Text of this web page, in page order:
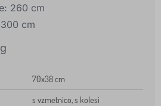
260 cm
cm
70x38 cm
s vzmetnico, s kolesi